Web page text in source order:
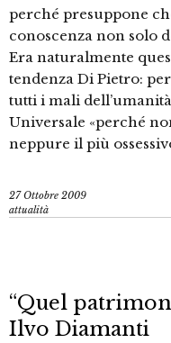
perché presuppone
conoscenza non solo
Era naturalmente
tendenza Di Pietro:
tutti i mali
Universale «perché
neppure il più
27 Ottobre 2009
attualità
“Quel
Ilvo Diamanti